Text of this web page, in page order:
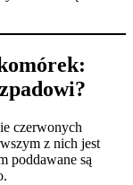
czerwonych
z nich jest
poddawane są